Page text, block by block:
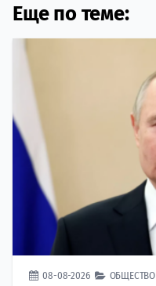
Еще по теме:
08-08-2026 ОБЩЕСТВО